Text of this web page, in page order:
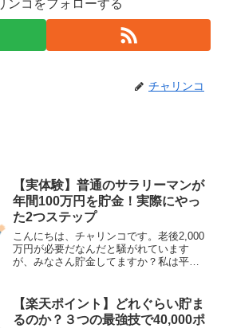
ンコをフォローする
チャリンコ
【実体験】普通のサラリーマンが
年間100万円を貯金！実際にやっ
た2つステップ
こんにちは、チャリンコです。老後2,000
万円が必要だなんだと騒がれています
が、みなさん貯金してますか？私は平均
ます。（実際には貯金を長期投資に回し
ています。）今回...
【楽天ポイント】どれぐらい貯ま
るのか？３つの最強技で40,000ポ